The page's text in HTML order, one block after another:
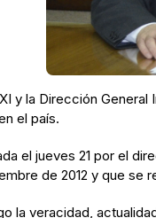
y la Dirección
el país.
el jueves 21 por el
de 2012 y que
la veracidad,